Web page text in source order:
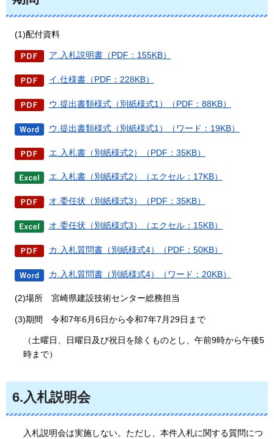
(1)配付資料
ア.入札説明書（PDF：155KB）
イ.仕様書（PDF：228KB）
ウ.提出書類様式（別紙様式1）（PDF：88KB）
ウ.提出書類様式（別紙様式1）（ワード：19KB）
エ.入札書（別紙様式2）（PDF：35KB）
エ.入札書（別紙様式2）（エクセル：17KB）
オ.委任状（別紙様式3）（PDF：35KB）
オ.委任状（別紙様式3）（エクセル：15KB）
カ.入札質問書（別紙様式4）（PDF：50KB）
カ.入札質問書（別紙様式4）（ワード：20KB）
(2)場所 宮崎県建設技術センター総務担当
(3)期間 令和7年6月6日から令和7年7月29日まで
（土曜日、日曜日及び祝日を除くものとし、午前9時から午後5
時まで）
6.入札説明会
入札説明会は実施しない。ただし、本件入札に関する質問につ